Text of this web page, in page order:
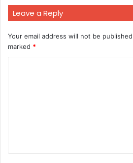
Leave a Reply
Your email address will not be
marked *
t